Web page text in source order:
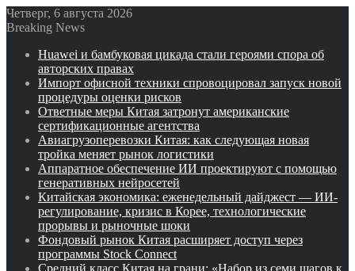
Четверг, 6 августа 2026
Breaking News
Huawei и бамбуковая цикада стали героями спора об
авторских правах
Импорт офисной техники спровоцировал запуск новой
процедуры оценки рисков
Ответные меры Китая затронут американские
сертификационные агентства
Авиагрузоперевозки Китая: как следующая новая
тройка меняет рынок логистики
Аппаратное обеспечение ИИ проектируют с помощью
генеративных нейросетей
Китайская экономика: еженедельный дайджест — ИИ-
регулирование, кризис в Корее, технологические
прорывы и рыночные шоки
Фондовый рынок Китая расширяет доступ через
программы Stock Connect
Средний класс Китая на грани: «Набор из семи шагов к